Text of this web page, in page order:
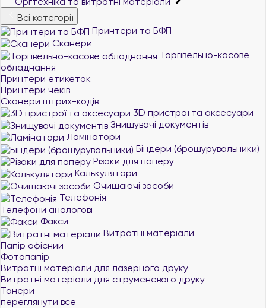
Всі категорії
Принтери та БФП
Сканери
Торгівельно-касове
обладнання
Принтери етикеток
Принтери чеків
Сканери штрих-кодів
3D пристрої та аксесуари
Знищувачі документів
Ламінатори
Біндери (брошурувальники)
Різаки для паперу
Калькулятори
Очищаючі засоби
Телефонія
Телефони аналогові
Факси
Витратні матеріали
Папір офісний
Фотопапір
Витратні матеріали для лазерного друку
Витратні матеріали для струменевого друку
Тонери
переглянути все